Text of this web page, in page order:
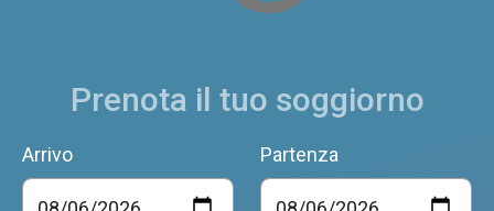
Prenota il tuo soggiorno
Arrivo Partenza